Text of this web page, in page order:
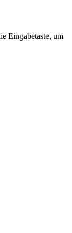
Eingabetaste, um